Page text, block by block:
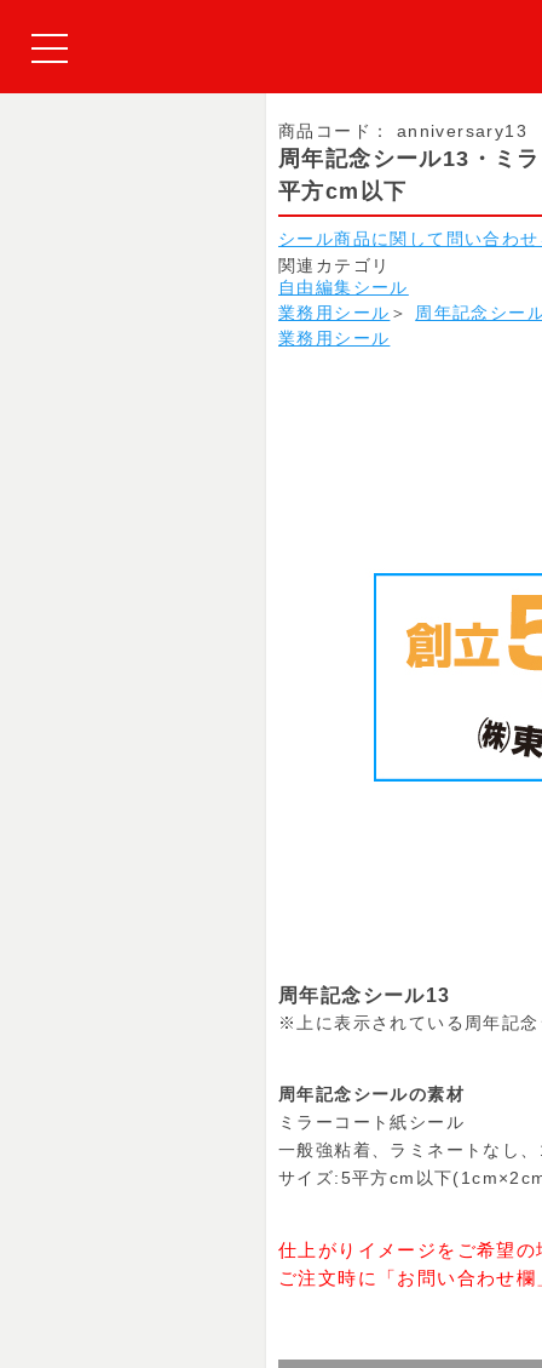
商品コード： anniversary13
周年記念シール13・ミ
平方cm以下
シール商品に関して問い合わ
関連カテゴリ
自由編集シール
業務用シール ＞
周年記念シー
業務用シール
周年記念シール13
※上に表示されている周年記
周年記念シールの素材
ミラーコート紙シール
一般強粘着、ラミネートなし
サイズ:5平方cm以下
仕上がりイメージをご希望の
ご注文時に「お問い合わせ